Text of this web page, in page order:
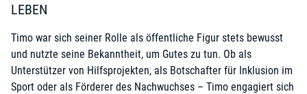
LEBEN
Timo war sich seiner Rolle als öffentliche Figur stets bewusst
und nutzte seine Bekanntheit, um Gutes zu tun. Ob als
Unterstützer von Hilfsprojekten, als Botschafter für Inklusion im
Sport oder als Förderer des Nachwuchses – Timo engagiert sich